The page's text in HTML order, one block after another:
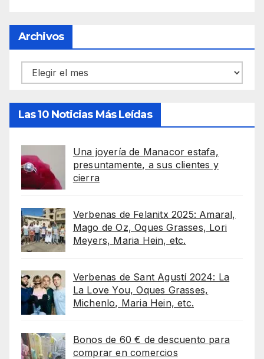
Archivos
Archivos
Las 10 Noticias Más Leídas
Una joyería de Manacor estafa,
presuntamente, a sus clientes y
cierra
Verbenas de Felanitx 2025: Amaral,
Mago de Oz, Oques Grasses, Lori
Meyers, Maria Hein, etc.
Verbenas de Sant Agustí 2024: La
La Love You, Oques Grasses,
Michenlo, Maria Hein, etc.
Bonos de 60 € de descuento para
comprar en comercios